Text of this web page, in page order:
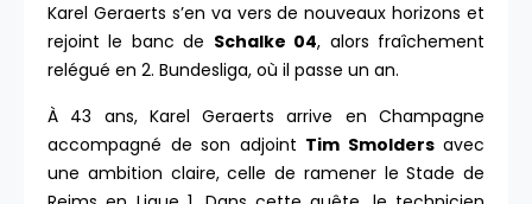
Karel Geraerts s’en va vers de nouveaux horizons et
rejoint le banc de Schalke 04, alors fraîchement
relégué en 2. Bundesliga, où il passe un an.
À 43 ans, Karel Geraerts arrive en Champagne
accompagné de son adjoint Tim Smoldersavec
une ambition claire, celle de ramener le Stade de